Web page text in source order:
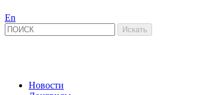
En
Новости